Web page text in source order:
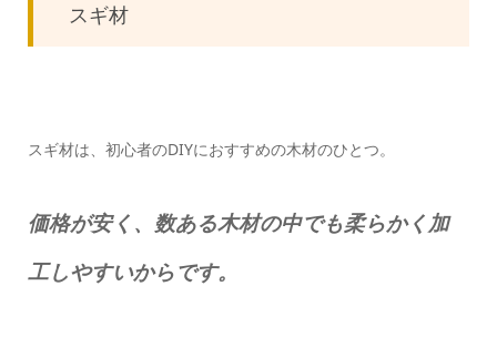
スギ材
スギ材は、初心者のDIYにおすすめの木材のひとつ。
価格が安く、数ある木材の中でも柔らかく加
工しやすいからです。